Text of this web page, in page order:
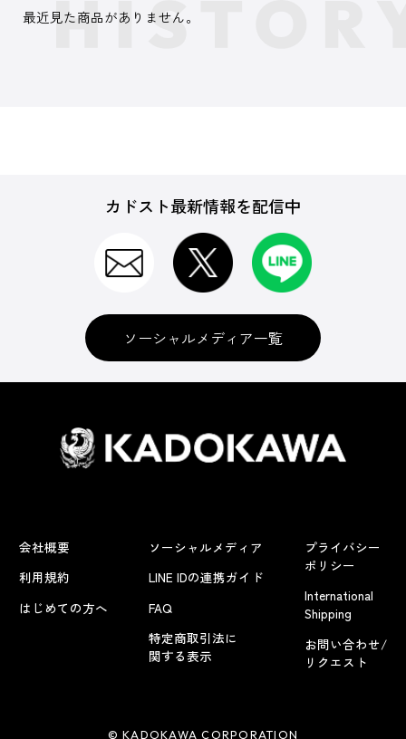
最近見た商品がありません。
カドスト最新情報を配信中
ソーシャルメディア一覧
会社概要
利用規約
はじめての方へ
ソーシャルメディア
LINE IDの連携ガイド
FAQ
特定商取引法に
関する表示
プライバシー
ポリシー
International
Shipping
お問い合わせ/
リクエスト
© KADOKAWA CORPORATION